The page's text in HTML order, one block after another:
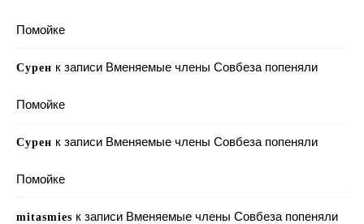
Помойке
Сурен к записи Вменяемые члены Совбеза попеняли
Помойке
Сурен к записи Вменяемые члены Совбеза попеняли
Помойке
mitasmies к записи Вменяемые члены Совбеза попеняли